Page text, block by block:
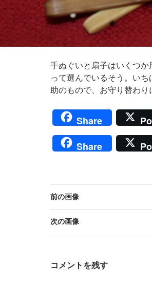
手ぬぐいと扇子はいくつ
って選んでいるそう。い
助のもので、お守り替わり
Share
Share
前の画像
次の画像
コメントを残す